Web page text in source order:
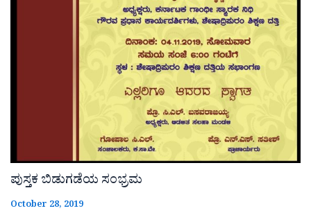
ಪುಸ್ತಕ ಬಿಡುಗಡೆಯ ಸಂಭ್ರಮ
October 28, 2019